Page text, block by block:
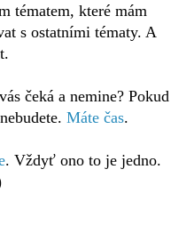
tématem, které mám
s ostatními tématy. A
čeká a nemine? Pokud
Máte čas.
. Vždyť ono to je jedno.